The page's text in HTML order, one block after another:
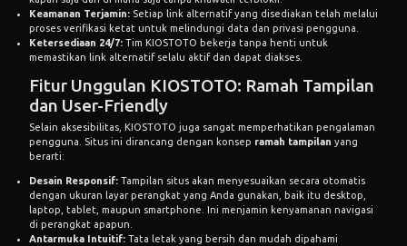
Keamanan Terjamin: Setiap link alternatif yang disediakan telah melalui
proses verifikasi ketat untuk melindungi data dan privasi pengguna.
Ketersediaan 24/7: Tim KIOSTOTO bekerja tanpa henti untuk
memastikan link alternatif selalu aktif dan dapat diakses.
Fitur Unggulan KIOSTOTO: Ramah Tampilan
dan User-Friendly
Selain aksesibilitas, KIOSTOTO juga sangat memperhatikan pengalaman
pengguna. Situs ini dirancang dengan konsep ramah tampilan yang
berarti:
Desain Responsif: Tampilan situs akan menyesuaikan secara otomatis
dengan ukuran layar perangkat yang Anda gunakan, baik itu desktop,
laptop, tablet, maupun smartphone. Ini menjamin kenyamanan navigasi
di perangkat apapun.
Antarmuka Intuitif: Tata letak yang bersih dan mudah dipahami